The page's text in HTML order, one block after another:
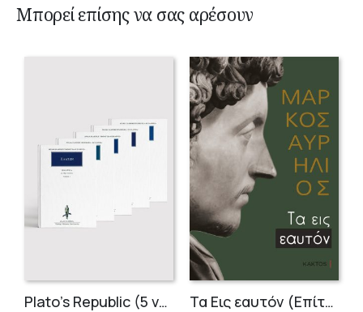
Μπορεί επίσης να σας αρέσουν
Plato’s Republic (5 volumes) Τα Εις εαυτόν (Επίτομο) – Μάρκος Αυρήλιος